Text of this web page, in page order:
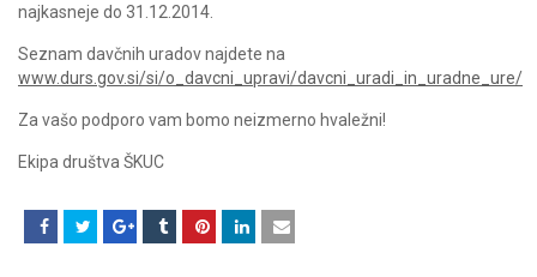
najkasneje do 31.12.2014.
Seznam davčnih uradov najdete na
www.durs.gov.si/si/o_davcni_upravi/davcni_uradi_in_uradne_ure/
Za vašo podporo vam bomo neizmerno hvaležni!
Ekipa društva ŠKUC